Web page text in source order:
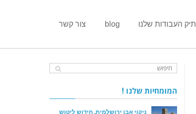
תיק העבודות שלנו blog צור קשר
המומחיות שלנו !
ניקוי אבן ירושלמית, חידוש ליטוש